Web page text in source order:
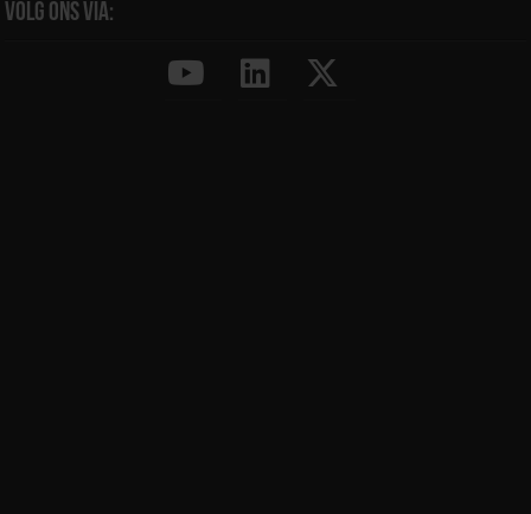
Volg ons via: